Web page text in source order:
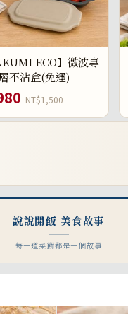
ECO】微波專
不沾盒(免運)
NT$1,500
說說開飯 美食故事
每一道菜餚都是一個故事